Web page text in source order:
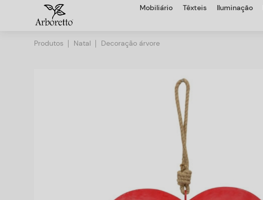
Mobiliário Têxteis Iluminação
Produtos Natal Decoração árvore